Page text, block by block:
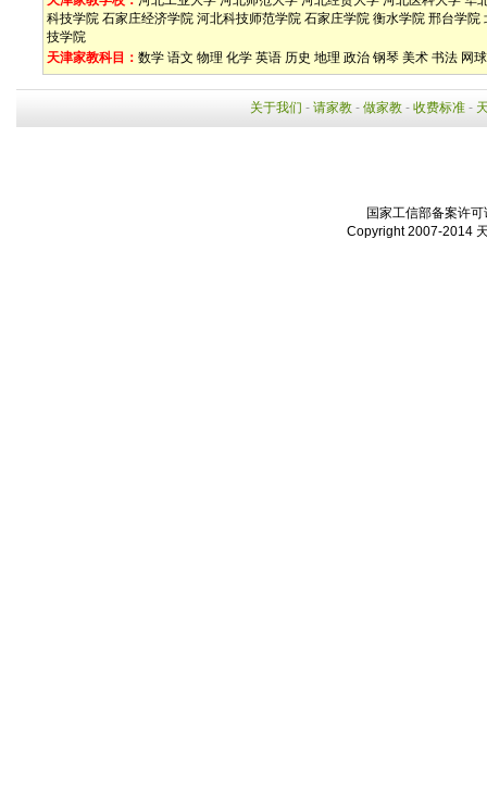
科技学院 石家庄经济学院 河北科技师范学院 石家庄学院 衡水学院 邢台学院
技学院
天津家教科目： 数学 语文 物理 化学 英语 历史 地理 政治 钢琴 美术 书法 网球
关于我们 - 请家教- 做家教- 收费标准-
国家工信部备案许
Copyright 2007-2014